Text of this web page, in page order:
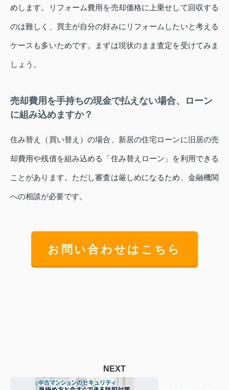
めします。リフォーム費用を売却価格に上乗せして回収する
のは難しく、買主が自分の好みにリフォームしたいと考える
ケースも多いためです。まずは現状のまま査定を受けてみま
しょう。
売却費用を手持ちの現金で払えない場合、ローン
に組み込めますか？
住み替え（買い替え）の場合、新居の住宅ローンに旧居の売
却費用や残債を組み込める「住み替えローン」を利用できる
ことがあります。ただし審査は厳しめになるため、金融機関
への相談が必要です。
お問い合わせはこちら
NEXT